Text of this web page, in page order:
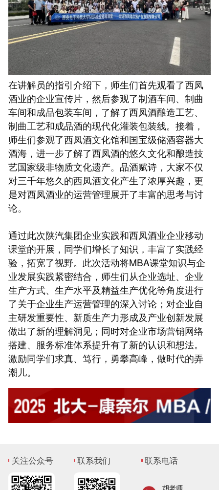
在讲解员的指引介绍下，师生们首先观看了西凤
酒业的企业宣传片，然后参观了制酒车间、制曲
车间和成品包装车间，了解了西凤酒酿造工艺、
制曲工艺和成品酒的现代化灌装包装线。接着，
师生们参观了西凤酒文化馆和国宝级储酒容器大
酒海，进一步了解了西凤酒的悠久文化和酿造技
艺国家级非物质文化遗产。品酒赋诗，大家不仅
对三千年悠久的西凤酒文化产生了浓厚兴趣，更
是对西凤酒业的运营管理展开了丰富的思考与讨
论。
通过此次陕汽集团企业实践和西凤酒业企业移动
课堂的开展，同学们增长了知识，丰富了实践经
验，拓宽了视野。此次活动将MBA课堂知识与企
业发展实践紧密结合，师生们从企业选址、企业
生产方式、生产水平及精益生产优化等角度进行
了关于企业生产运营管理的深入讨论；对企业自
主研发重要性、新质生产力形成及产业创新发展
做出了新的理解洞见；同时对企业市场营销网络
搭建、服务标准体系提升有了新的认识和想法。
激励同学们求真、笃行，勇攀高峰，做时代的弄
潮儿。
关注公众号 联系我们 联系电话
胡老师